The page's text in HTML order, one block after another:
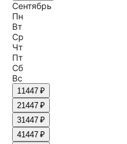
Сентябрь
Пн
Вт
Ср
Чт
Пт
Сб
Вс
11447 ₽
21447 ₽
31447 ₽
41447 ₽